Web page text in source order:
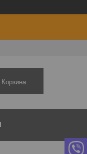
Корзина